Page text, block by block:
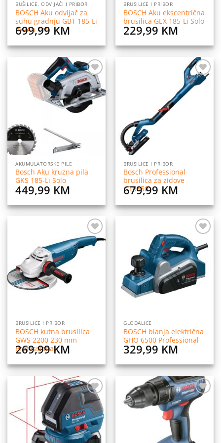
BUŠILICE, ODVIJAČI I PRIBOR
BOSCH Aku odvijač za
suhu gradnju GBT 185-Li
2x2Ah set
699,99KM
BRUSILICE I PRIBOR
BOSCH Aku ekscentrična
brusilica GEX 185-Li Solo
229,99 KM
Dodaj
na
listu
želja
AKUMULATORSKE PILE
Bosch Aku kruzna pila
GKS 185-Li Solo
449,99 KM
Dodaj
BRUSILICE I PRIBOR
Bosch Professional
brusilica za zidove
GTR550
679,99 KM
Dodaj
na
BRUSILICE I PRIBOR
BOSCH kutna brusilica
GWS 2200 230 mm
Professional
269,99KM
na
listu
želja
GLODALICE
BOSCH blanja električna
GHO 6500 Professional
329,99 KM
Dodaj
na
listu
želja
Dodaj